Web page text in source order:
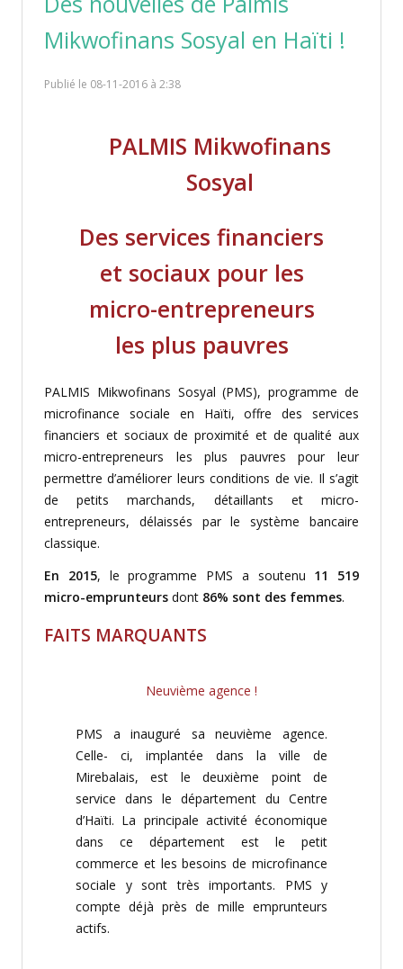
Mikwofinans Sosyal en Haïti !
Publié le 08-11-2016 à 2:38
PALMIS Mikwofinans
Sosyal
Des services financiers
et sociaux pour les
micro-entrepreneurs
les plus pauvres
PALMIS Mikwofinans Sosyal (PMS), programme de
microfinance sociale en Haïti, offre des services
financiers et sociaux de proximité et de qualité aux
micro-entrepreneurs les plus pauvres pour leur
permettre d’améliorer leurs conditions de vie. Il s’agit
de petits marchands, détaillants et micro-
entrepreneurs, délaissés par le système bancaire
classique.
En 2015, le programme PMS a soutenu 11 519
micro-emprunteurs dont 86% sont des femmes.
FAITS MARQUANTS
Neuvième agence !
PMS a inauguré sa neuvième agence.
Celle- ci, implantée dans la ville de
Mirebalais, est le deuxième point de
service dans le département du Centre
d’Haïti. La principale activité économique
dans ce département est le petit
commerce et les besoins de microfinance
sociale y sont très importants. PMS y
compte déjà près de mille emprunteurs
actifs.